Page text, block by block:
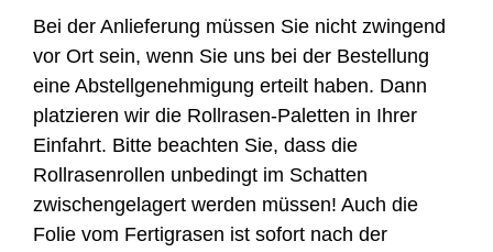
Bei der Anlieferung müssen Sie nicht zwingend
vor Ort sein, wenn Sie uns bei der Bestellung
eine Abstellgenehmigung erteilt haben. Dann
platzieren wir die Rollrasen-Paletten in Ihrer
Einfahrt. Bitte beachten Sie, dass die
Rollrasenrollen unbedingt im Schatten
zwischengelagert werden müssen! Auch die
Folie vom Fertigrasen ist sofort nach der